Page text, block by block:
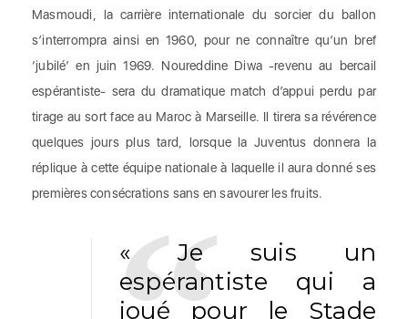
Masmoudi, la carrière internationale du sorcier du ballon
s’interrompra ainsi en 1960, pour ne connaître qu’un bref
‘jubilé’ en juin 1969. Noureddine Diwa -revenu au bercail
espérantiste- sera du dramatique match d’appui perdu par
tirage au sort face au Maroc à Marseille. Il tirera sa révérence
quelques jours plus tard, lorsque la Juventus donnera la
réplique à cette équipe nationale à laquelle il aura donné ses
premières consécrations sans en savourer les fruits.
« Je suis un
espérantiste qui a
joué pour le Stade